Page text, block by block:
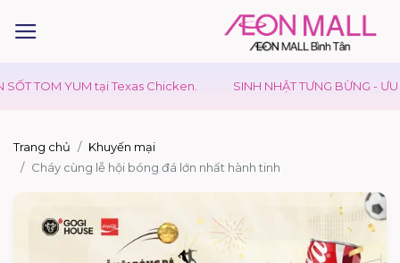
TOM YUM tại Texas Chicken. SINH NHẬT TƯNG BỪNG - ƯU
Trang chủ
Khuyến mại
Cháy cùng lễ hội bóng đá lớn nhất hành tinh